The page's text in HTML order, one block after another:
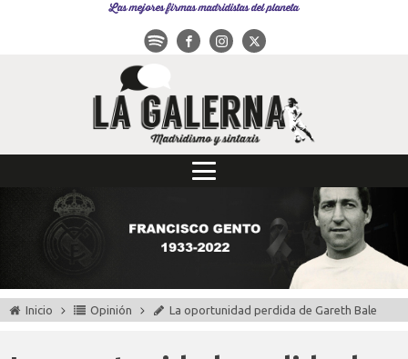
Las mejores firmas madridistas del planeta
Inicio Opinión La oportunidad perdida de Gareth Bale